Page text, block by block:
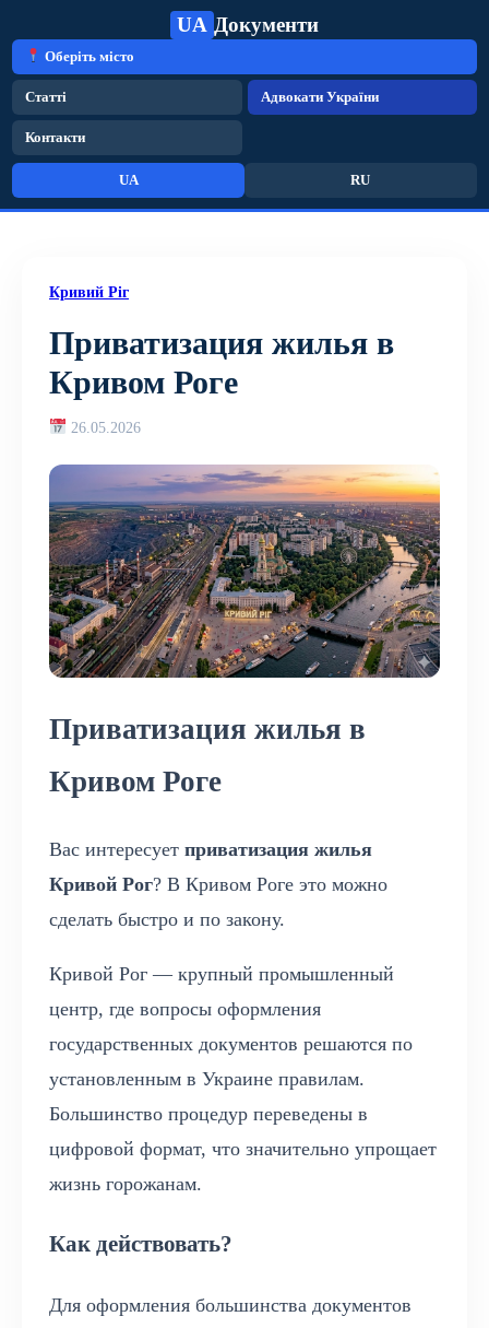
UA Документи
Оберіть місто
Статті Адвокати України
Контакти
UA RU
Кривий Ріг
Приватизация жилья в
Кривом Роге
26.05.2026
Приватизация жилья в
Кривом Роге
Вас интересует приватизация жилья
Кривой Рог? В Кривом Роге это можно
сделать быстро и по закону.
Кривой Рог — крупный промышленный
центр, где вопросы оформления
государственных документов решаются по
установленным в Украине правилам.
Большинство процедур переведены в
цифровой формат, что значительно упрощает
жизнь горожанам.
Как действовать?
Для оформления большинства документов